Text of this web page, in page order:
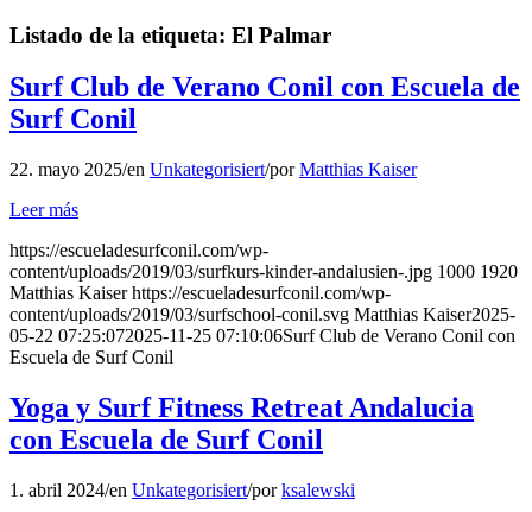
Listado de la etiqueta: El Palmar
Surf Club de Verano Conil con Escuela de
Surf Conil
22. mayo 2025/en Unkategorisiert/porMatthias Kaiser
Leer más
https://escueladesurfconil.com/wp-
content/uploads/2019/03/surfkurs-kinder-andalusien-.jpg 1000 1920
Matthias Kaiser https://escueladesurfconil.com/wp-
content/uploads/2019/03/surfschool-conil.svg Matthias Kaiser2025-
05-22 07:25:072025-11-25 07:10:06Surf Club de Verano Conil con
Escuela de Surf Conil
Yoga y Surf Fitness Retreat Andalucia
con Escuela de Surf Conil
1. abril 2024/en Unkategorisiert/porksalewski